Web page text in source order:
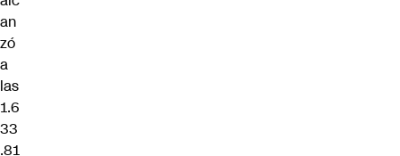
an
zó
a
las
1.6
33
.81